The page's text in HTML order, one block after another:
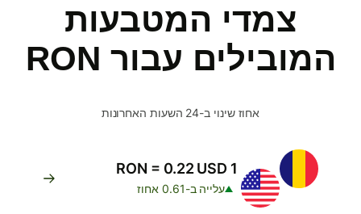
צמדי המטבעות
המובילים עבור RON
אחוז שינוי ב-24 השעות האחרונות
1 RON = 0.22 USD
עלייה ב-0.61 אחוז